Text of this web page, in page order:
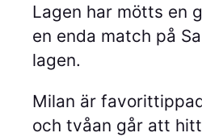
Lagen har mötts en
en enda match på
lagen.
Milan är
och tvåan går att